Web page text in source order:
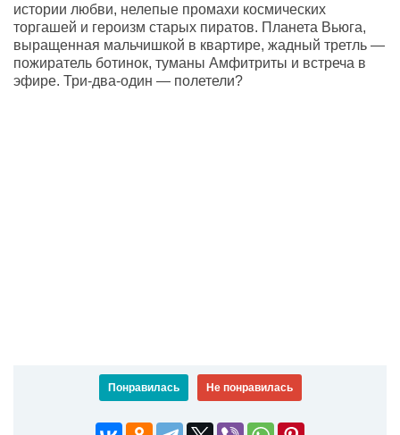
истории любви, нелепые промахи космических
торгашей и героизм старых пиратов. Планета Вьюга,
выращенная мальчишкой в квартире, жадный третль —
пожиратель ботинок, туманы Амфитриты и встреча в
эфире. Три-два-один — полетели?
Понравилась Не понравилась